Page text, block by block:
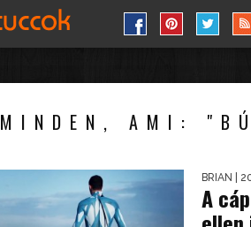
MINDEN, AMI:
BRIAN |
A